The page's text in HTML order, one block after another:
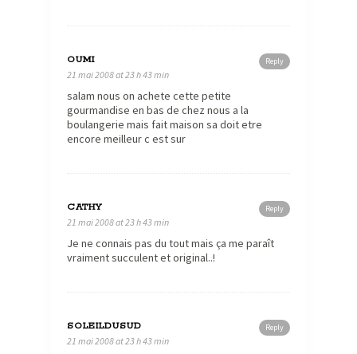
Reply
OUMI
21 mai 2008 at 23 h 43 min
salam nous on achete cette petite
gourmandise en bas de chez nous a la
boulangerie mais fait maison sa doit etre
encore meilleur c est sur
Reply
CATHY
21 mai 2008 at 23 h 43 min
Je ne connais pas du tout mais ça me paraît
vraiment succulent et original..!
Reply
SOLEILDUSUD
21 mai 2008 at 23 h 43 min